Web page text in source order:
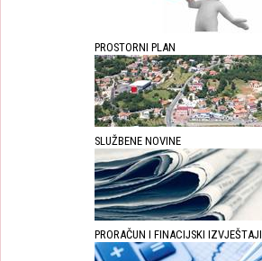
PROSTORNI PLAN
SLUŽBENE NOVINE
PRORAČUN I FINACIJSKI IZVJEŠTAJI